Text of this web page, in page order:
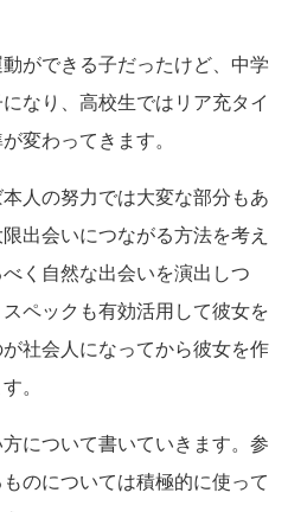
ができる子だったけど、中学
なり、高校生ではリア充タイ
変わってきます。
人の努力では大変な部分もあ
出会いにつながる方法を考え
く自然な出会いを演出しつ
ペックも有効活用して彼女を
社会人になってから彼女を作
。
について書いていきます。参
のについては積極的に使って